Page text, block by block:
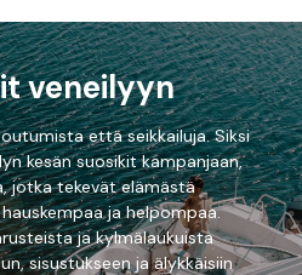
veneilyyn
että seikkailuja. Siksi
kesän suosikit kampanjaan,
jotka tekevät elämästä
ja helpompaa.
ja kylmälaukuista
sisustukseen ja älykkäisiin